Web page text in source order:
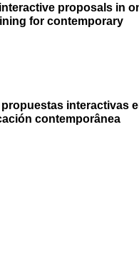
proposals in
for contemporary
interactivas
contemporânea